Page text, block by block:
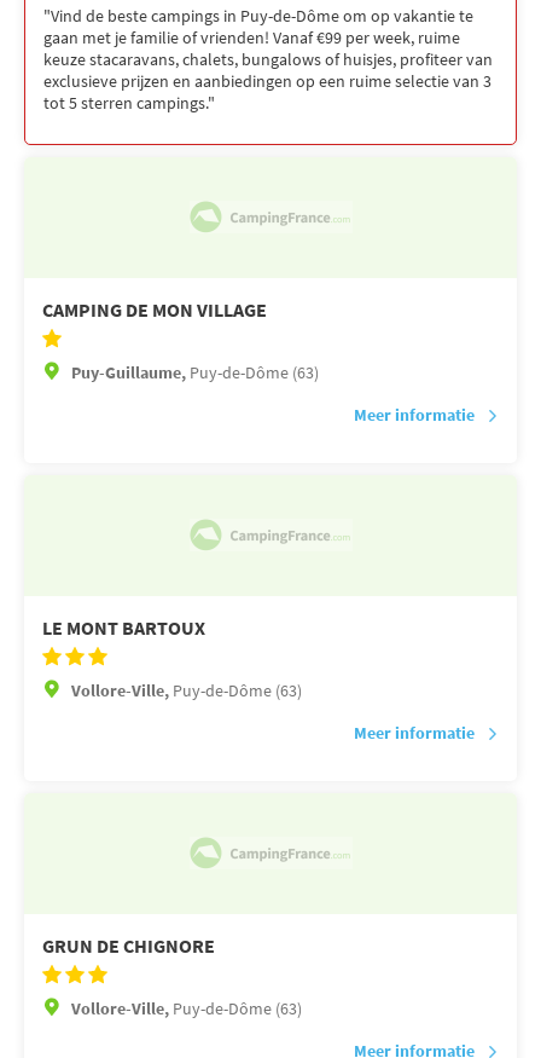
"Vind de beste campings in Puy-de-Dôme om op vakantie te
gaan met je familie of vrienden! Vanaf €99 per week, ruime
keuze stacaravans, chalets, bungalows of huisjes, profiteer van
exclusieve prijzen en aanbiedingen op een ruime selectie van 3
tot 5 sterren campings."
CAMPING DE MON VILLAGE
Puy-Guillaume, Puy-de-Dôme (63)
Meer informatie
LE MONT BARTOUX
Vollore-Ville, Puy-de-Dôme (63)
Meer informatie
GRUN DE CHIGNORE
Vollore-Ville, Puy-de-Dôme (63)
Meer informatie